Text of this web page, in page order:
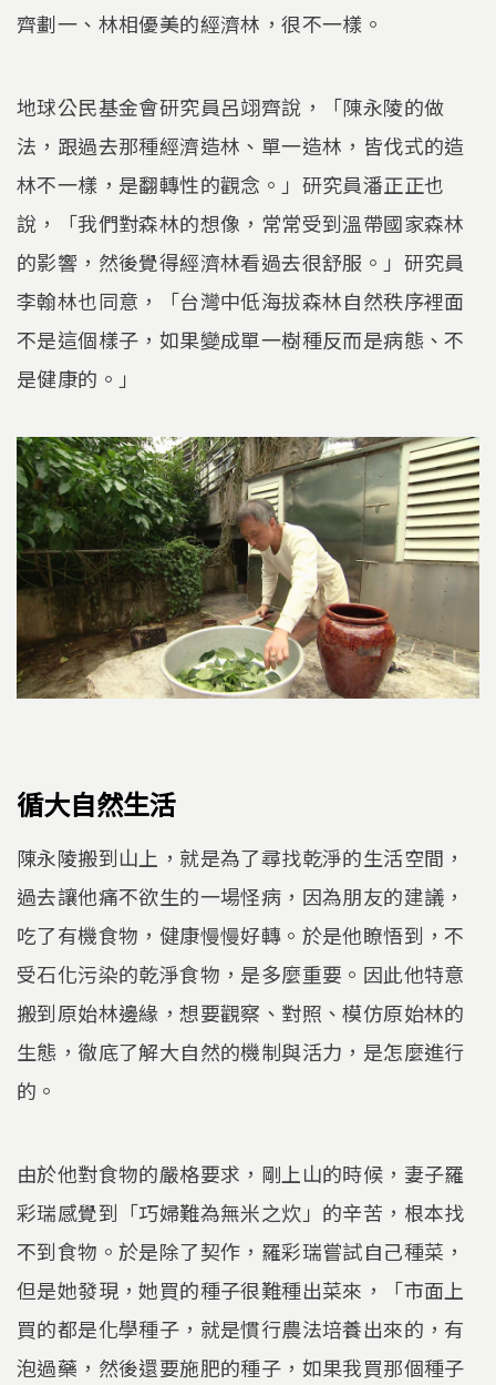
齊劃一、林相優美的經濟林，很不一樣。
地球公民基金會研究員呂翊齊說，「陳永陵的做
法，跟過去那種經濟造林、單一造林，皆伐式的造
林不一樣，是翻轉性的觀念。」研究員潘正正也
說，「我們對森林的想像，常常受到溫帶國家森林
的影響，然後覺得經濟林看過去很舒服。」研究員
李翰林也同意，「台灣中低海拔森林自然秩序裡面
不是這個樣子，如果變成單一樹種反而是病態、不
是健康的。」
循大自然生活
陳永陵搬到山上，就是為了尋找乾淨的生活空間，
過去讓他痛不欲生的一場怪病，因為朋友的建議，
吃了有機食物，健康慢慢好轉。於是他瞭悟到，不
受石化污染的乾淨食物，是多麼重要。因此他特意
搬到原始林邊緣，想要觀察、對照、模仿原始林的
生態，徹底了解大自然的機制與活力，是怎麼進行
的。
由於他對食物的嚴格要求，剛上山的時候，妻子羅
彩瑞感覺到「巧婦難為無米之炊」的辛苦，根本找
不到食物。於是除了契作，羅彩瑞嘗試自己種菜，
但是她發現，她買的種子很難種出菜來，「市面上
買的都是化學種子，就是慣行農法培養出來的，有
泡過藥，然後還要施肥的種子，如果我買那個種子